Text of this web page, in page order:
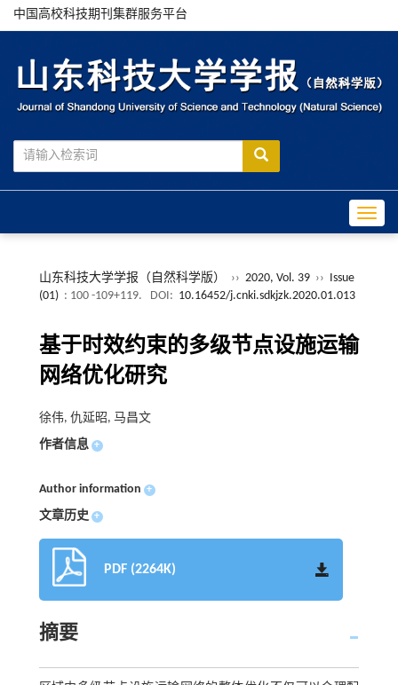
中国高校科技期刊集群服务平台
山东科技大学学报（自然科学版） ›› 2020, Vol. 39 ›› Issue
(01) : 100 -109+119. DOI: 10.16452/j.cnki.sdkjzk.2020.01.013
基于时效约束的多级节点设施运输
网络优化研究
徐伟, 仇延昭, 马昌文
作者信息 +
Author information +
文章历史 +
PDF (2264K)
摘要